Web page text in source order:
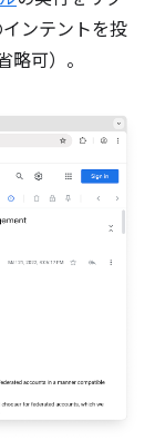
ンテントを投
可）。